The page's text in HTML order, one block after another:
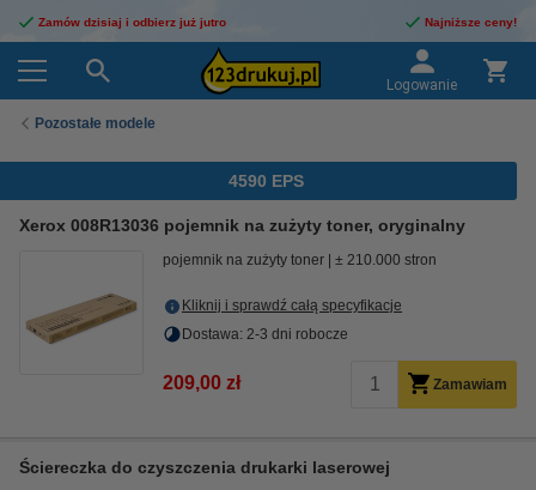
Zamów dzisiaj i odbierz już jutro Najniższe ceny!
Logowanie
Pozostałe modele
4590 EPS
Xerox 008R13036 pojemnik na zużyty toner, oryginalny
pojemnik na zużyty toner ± 210.000 stron
Kliknij i sprawdź całą specyfikacje
Dostawa: 2-3 dni robocze
209,00 zł Zamawiam
Ściereczka do czyszczenia drukarki laserowej